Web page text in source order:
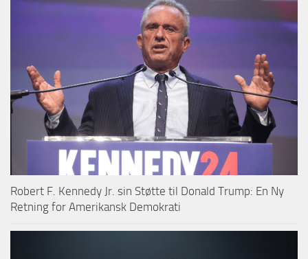
Robert F. Kennedy Jr. sin Støtte til Donald Trump: En Ny
Retning for Amerikansk Demokrati